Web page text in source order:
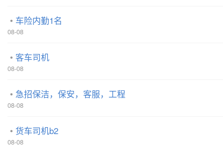
车险内勤1名
08-08
客车司机
08-08
急招保洁，保安，客服，工程
08-08
货车司机b2
08-08